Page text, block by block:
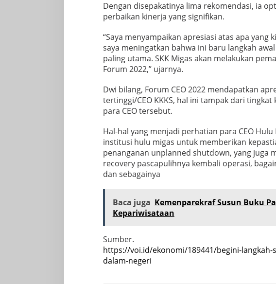
Dengan disepakatinya lima rekomendasi, ia
perbaikan kinerja yang signifikan.
“Saya menyampaikan apresiasi atas apa
saya meningatkan bahwa ini baru langkah
paling utama. SKK Migas akan melakukan
Forum 2022,” ujarnya.
Dwi bilang, Forum CEO 2022 mendapatkan
tertinggi/CEO KKKS, hal ini tampak dari
para CEO tersebut.
Hal-hal yang menjadi perhatian para CEO
institusi hulu migas untuk memberikan
penanganan unplanned shutdown, yang juga
recovery pascapulihnya kembali operasi,
dan sebagainya
Baca juga Kemenparekraf Susun Buku
Kepariwisataan
Sumber.
https://voi.id/ekonomi/189441/begini-
dalam-negeri